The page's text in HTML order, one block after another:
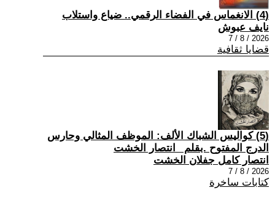
(4) الانغماس في الفضاء الرقمي.. ضياع واستلاب
نايف عبوش
2026 / 8 / 7
قضايا ثقافية
(5) كواليس الشباك الألف: الموظف المثالي وحارس
الدرج المفتوح .بقلم _انتصار الخشت
انتصار كامل جفلان الخشت
2026 / 8 / 7
كتابات ساخرة